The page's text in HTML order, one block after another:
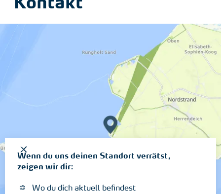
Kontakt
Wenn du uns deinen Standort verrätst,
zeigen wir dir:
Wo du dich aktuell befindest